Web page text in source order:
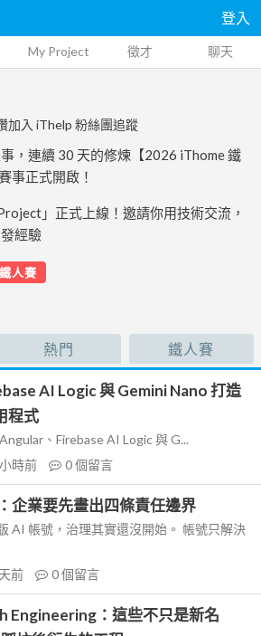
登入
My Project 徵才 聊天
加入 iThelp 粉絲團追蹤
，連續 30 天的修煉【2026 iThome 鐵
事正式開啟！
」正式上線！邀請你用技術交流，
經驗
人賽
熱門 鐵人賽
AI Logic 與 Gemini Nano 打造
程式
、Firebase AI Logic 與 G...
時前 0個留言
企業要先畫出四條責任邊界
AI 帳號，治理其實還沒開始。 帳號只解決
前 0個留言
Engineering：這些不只是新名